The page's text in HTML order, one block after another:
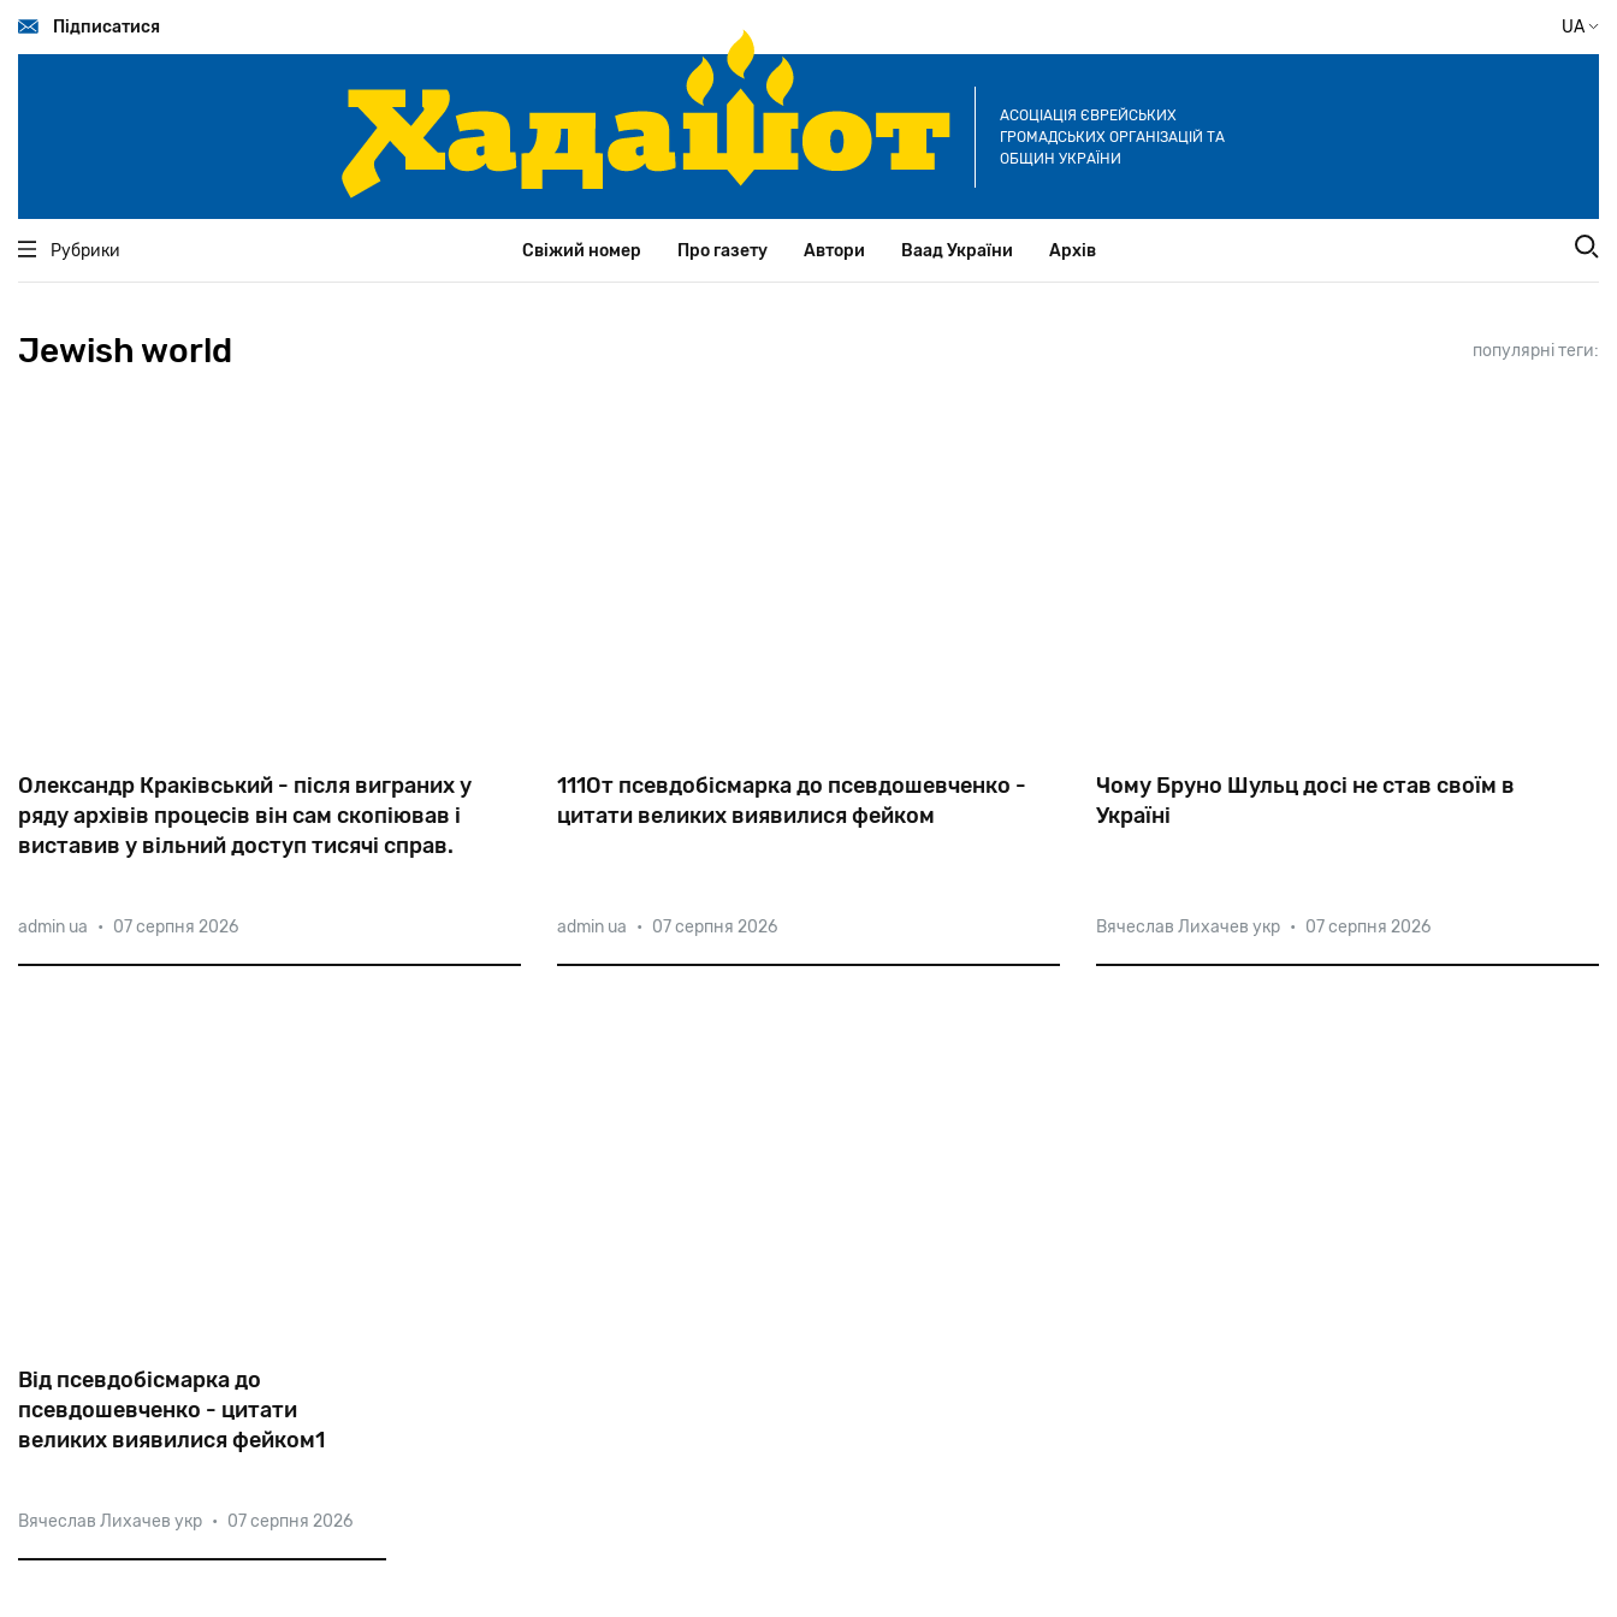
основногоПідписатися UA
АСОЦІАЦІЯ ЄВРЕЙСЬКИХ
ГРОМАДСЬКИХ ОРГАНІЗАЦІЙ ТА
ОБЩИН УКРАЇНИ
Рубрики Свіжий номер Про газету Автори Ваад України Архів
Jewish world популярні теги:
Олександр Краківський - після виграних у
ряду архівів процесів він сам скопіював і
виставив у вільний доступ тисячі справ.
admin ua • 07 серпня 2026
111От псевдобісмарка до псевдошевченко -
цитати великих виявилися фейком
admin ua • 07 серпня 2026
Чому Бруно Шульц досі не став своїм в
Україні
Вячеслав Лихачев укр • 07 серпня 2026
Від псевдобісмарка до
псевдошевченко - цитати
великих виявилися фейком1
Вячеслав Лихачев укр • 07 серпня 2026